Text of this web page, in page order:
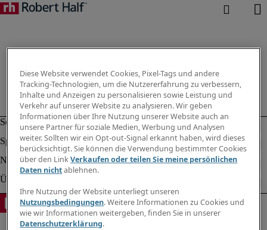
Diese Website verwendet Cookies, Pixel-Tags und andere
Tracking-Technologien, um die Nutzererfahrung zu verbessern,
Inhalte und Anzeigen zu personalisieren sowie Leistung und
Verkehr auf unserer Website zu analysieren. Wir geben
Informationen über Ihre Nutzung unserer Website auch an
unsere Partner für soziale Medien, Werbung und Analysen
weiter. Sollten wir ein Opt-out-Signal erkannt haben, wird dieses
berücksichtigt. Sie können die Verwendung bestimmter Cookies
über den LinkVerkaufen oder teilen Sie meine persönlichen
Daten nichtablehnen.
Ihre Nutzung der Website unterliegt unseren
Nutzungsbedingungen. Weitere Informationen zu Cookies und
wie wir Informationen weitergeben, finden Sie in unserer
Datenschutzerklärung.